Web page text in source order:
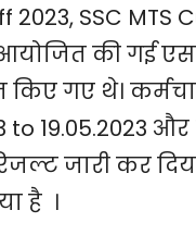
2023, SSC
की गई
गए थे।
19.05.2023
जारी कर
है ।